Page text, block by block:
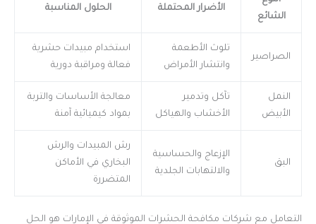
الشائع
الأضرار المحتملة الحلول المناسبة
الصراصير
تلوث الأطعمة
وانتشار الأمراض
استخدام مبيدات حشرية
فعالة ومراقبة دورية
النمل
الأبيض
تآكل وتدمير
الأخشاب والهياكل
معالجة الأساسات والتربة
بمواد كيميائية آمنة
البق
الإزعاج والحساسية
والالتهابات الجلدية
رش المبيدات والرش
البخاري في الأماكن
المتضررة
التعامل مع شركات مكافحة الحشرات الموثوقة في الإمارات هو الحل